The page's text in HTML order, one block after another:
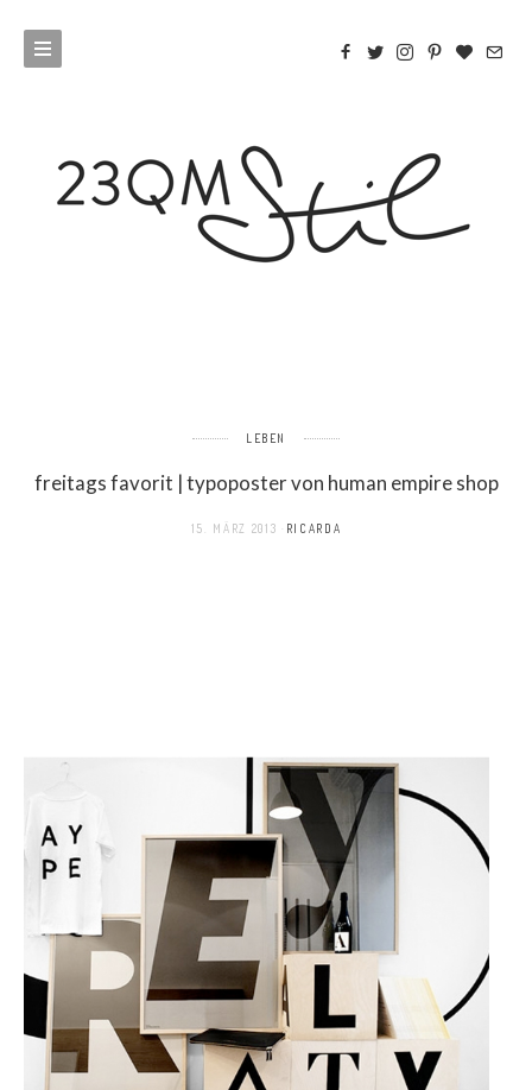
LEBEN
freitags favorit | typoposter von human empire shop
15. MÄRZ 2013 RICARDA